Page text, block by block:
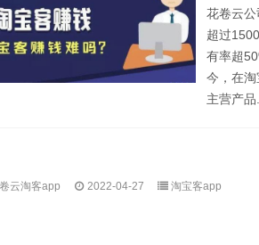
花卷云
超过
有率超
今，在淘
主营产品
云淘客app 2022-04-27 淘宝客app